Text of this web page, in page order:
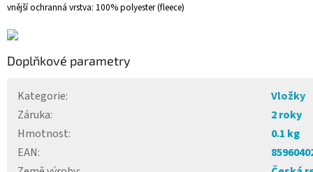
vnější ochranná vrstva: 100% polyester (fleece)
Doplňkové parametry
Kategorie:
Vložky
Záruka:
2 roky
Hmotnost:
0.1 kg
EAN: